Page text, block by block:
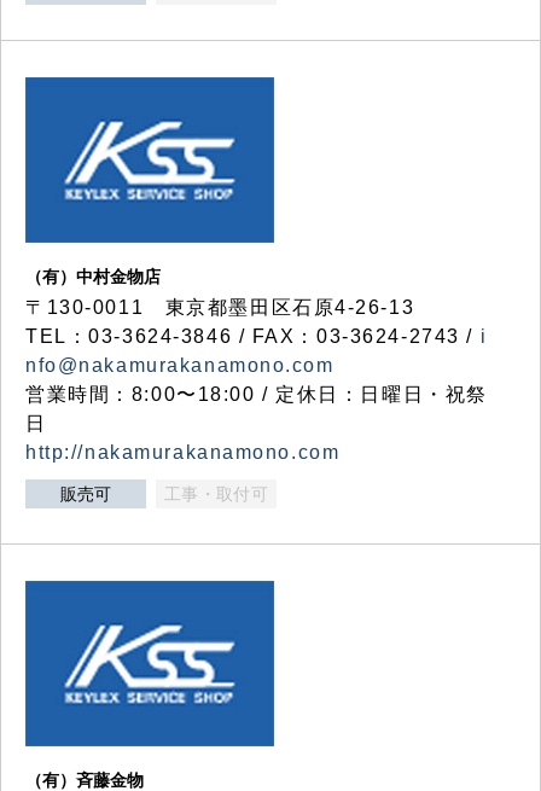
（有）中村金物店
〒130-0011 東京都墨田区石原4-26-13
TEL：03-3624-3846 / FAX：03-3624-2743 / i
nfo@nakamurakanamono.com
営業時間：8:00〜18:00 / 定休日：日曜日・祝祭
日
http://nakamurakanamono.com
販売可 工事・取付可
（有）斉藤金物